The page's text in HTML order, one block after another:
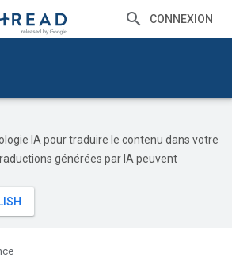
CONNEXION
IA pour traduire le contenu dans votre
générées par IA peuvent